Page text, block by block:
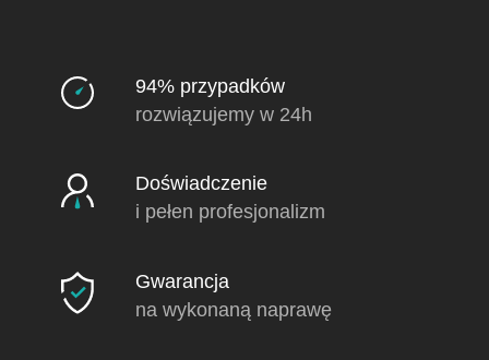
94% przypadków
rozwiązujemy w 24h
Doświadczenie
i pełen profesjonalizm
Gwarancja
na wykonaną naprawę